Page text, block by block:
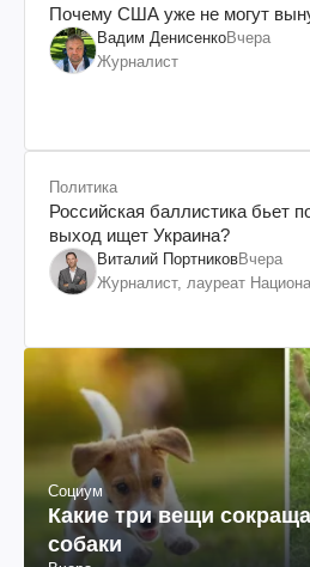
Почему США уже не могут
Вадим ДенисенкоВчера
Журналист
Политика
Российская баллистика бьет
выход ищет Украина?
Виталий ПортниковВчера
Журналист, лауреат
Социум
Какие три вещи
собаки